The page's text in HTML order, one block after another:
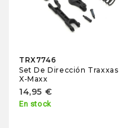
TRX7746
Set De Dirección Traxxas
X-Maxx
14,95 €
En stock